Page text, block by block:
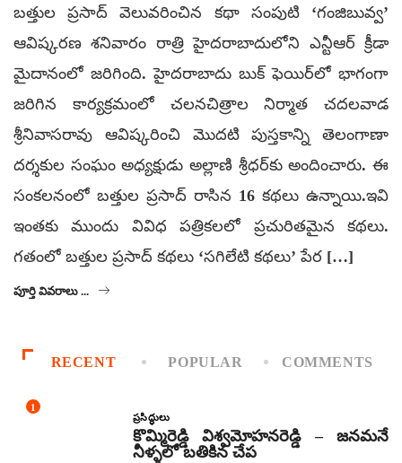
బత్తుల ప్రసాద్ వెలువరించిన కథా సంపుటి ‘గంజిబువ్వ’
ఆవిష్కరణ శనివారం రాత్రి హైదరాబాదులోని ఎన్టీఆర్ క్రీడా
మైదానంలో జరిగింది. హైదరాబాదు బుక్ ఫెయిర్‌లో భాగంగా
జరిగిన కార్యక్రమంలో చలనచిత్రాల నిర్మాత చదలవాడ
శ్రీనివాసరావు ఆవిష్కరించి మొదటి పుస్తకాన్ని తెలంగాణా
దర్శకుల సంఘం అధ్యక్షుడు అల్లాణి శ్రీధర్‌కు అందించారు. ఈ
సంకలనంలో బత్తుల ప్రసాద్ రాసిన 16 కథలు ఉన్నాయి.ఇవి
ఇంతకు ముందు వివిధ పత్రికలలో ప్రచురితమైన కథలు.
గతంలో బత్తుల ప్రసాద్ కథలు ‘సగిలేటి కథలు’ పేర […]
పూర్తి వివరాలు ...
RECENT POPULAR COMMENTS
1
ప్రసిద్ధులు
కొమ్మిరెడ్డి విశ్వమోహనరెడ్డి – జనమనే
నీళ్ళలో బతికిన చేప